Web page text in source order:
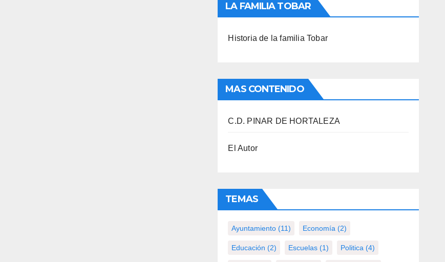
LA FAMILIA TOBAR
Historia de la familia Tobar
MAS CONTENIDO
C.D. PINAR DE HORTALEZA
El Autor
TEMAS
Ayuntamiento (11) Economía (2)
Educación (2) Escuelas (1) Politica (4)